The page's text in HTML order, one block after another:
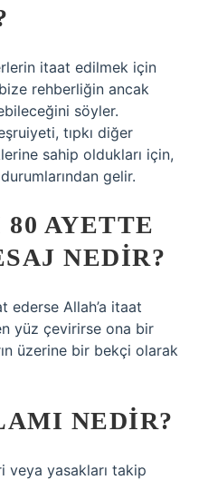
itaat edilmek için
rehberliğin ancak
söyler.
tıpkı diğer
sahip oldukları için,
gelir.
80 AYETTE
NEDIR?
ederse Allah’a itaat
yüz çevirirse ona bir
üzerine bir bekçi olarak
NEDIR?
veya yasakları takip